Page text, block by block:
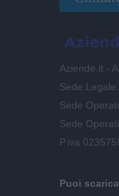
Aziende.it -
Sede
Sede
Sede
P.iva
Puoi